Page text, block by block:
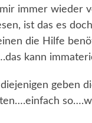
immer wieder
ist das es
die Hilfe
kann
geben